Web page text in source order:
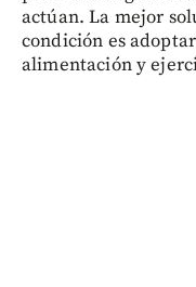
actúan. La mejor
condición es
alimentación y